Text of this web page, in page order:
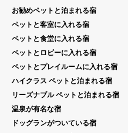
お勧めペットと泊まれる宿
ペットと客室に入れる宿
ペットと食堂に入れる宿
ペットとロビーに入れる宿
ペットとプレイルームに入れる宿
ハイクラス ペットと泊まれる宿
リーズナブル ペットと泊まれる宿
温泉が有名な宿
ドッグランがついている宿